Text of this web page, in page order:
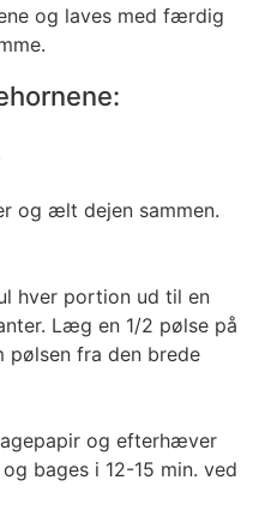
og laves med færdig
og ælt dejen sammen.
hver portion ud til en
Læg en 1/2 pølse på
pølsen fra den brede
og efterhæver
bages i 12-15 min. ved